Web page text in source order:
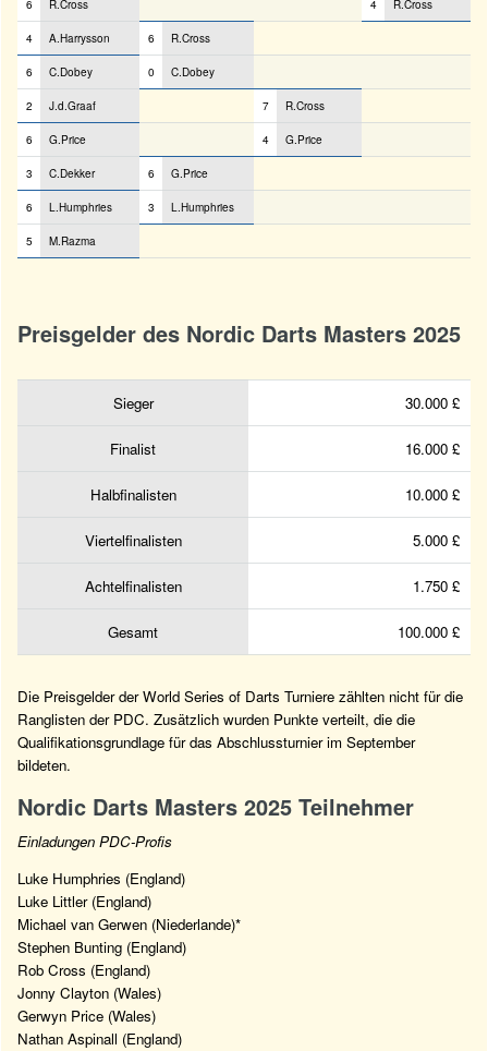
6 R.Cross 4 R.Cross
4 A.Harrysson 6 R.Cross
6 C.Dobey 0 C.Dobey
2 J.d.Graaf 7 R.Cross
6 G.Price 4 G.Price
3 C.Dekker 6 G.Price
6 L.Humphries 3 L.Humphries
5 M.Razma
Preisgelder des Nordic Darts Masters 2025
Sieger 30.000 £
Finalist 16.000 £
Halbfinalisten 10.000 £
Viertelfinalisten 5.000 £
Achtelfinalisten 1.750 £
Gesamt 100.000 £
Die Preisgelder der World Series of Darts Turniere zählten nicht für die
Ranglisten der PDC. Zusätzlich wurden Punkte verteilt, die die
Qualifikationsgrundlage für das Abschlussturnier im September
bildeten.
Nordic Darts Masters 2025 Teilnehmer
Einladungen PDC-Profis
Luke Humphries (England)
Luke Littler (England)
Michael van Gerwen (Niederlande)*
Stephen Bunting (England)
Rob Cross (England)
Jonny Clayton (Wales)
Gerwyn Price (Wales)
Nathan Aspinall (England)